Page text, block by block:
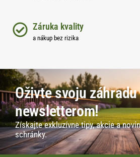
Záruka kvality
a nákup bez rizika
Oživte svoju
newsletterom!
Získajte exkluzívne tipy, akcie a
schránky.